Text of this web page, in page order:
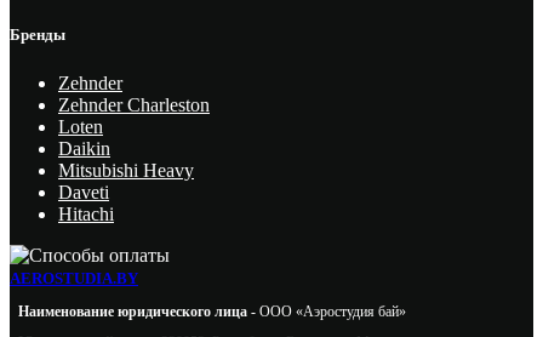
Бренды
Zehnder
Zehnder Charleston
Loten
Daikin
Mitsubishi Heavy
Daveti
Hitachi
AEROSTUDIA.BY
Наименование юридического лица - ООО «Аэростудия бай»